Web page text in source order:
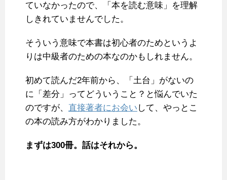
ていなかったので、「本を読む意味」を理解
しきれていませんでした。
そういう意味で本書は初心者のためというよ
りは中級者のための本なのかもしれません。
初めて読んだ2年前から、「土台」がないの
に「差分」ってどういうこと？と悩んでいた
のですが、 直接著者にお会い して、やっとこ
の本の読み方がわかりました。
まずは300冊。話はそれから。